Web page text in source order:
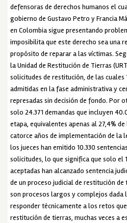
defensoras de derechos humanos el
gobierno de Gustavo Petro y Francia
en Colombia sigue presentando
imposibilita que este derecho sea una
propósito de reparar a las víctimas.
la Unidad de Restitución de Tierras
solicitudes de restitución, de las
admitidas en la fase administrativa y
represadas sin decisión de fondo. Por
solo 24.371 demandas que incluyen
etapa, equivalentes apenas al 27,4%
catorce años de implementación de la
los jueces han emitido 10.330
solicitudes, lo que significa que solo el
aceptadas han alcanzado sentencia
de un proceso judicial de restitución de
son procesos largos y complejos dada
responder técnicamente a los retos
restitución de tierras, muchas veces a